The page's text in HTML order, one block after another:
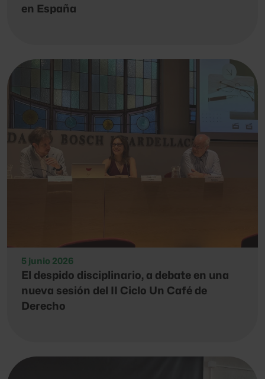
en España
5 junio 2026
El despido disciplinario, a debate en una
nueva sesión del II Ciclo Un Café de
Derecho